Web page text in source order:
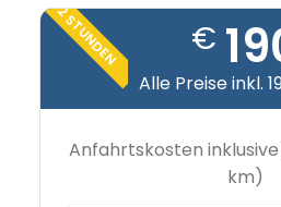
2 STUNDEN €
Alle Preise inkl.
Anfahrtskosten
km)